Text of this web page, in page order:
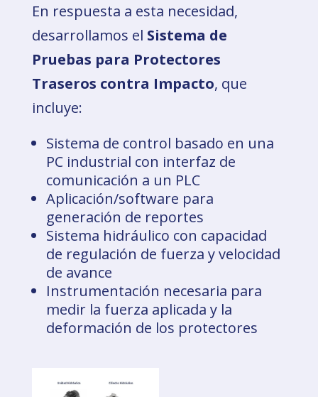
En respuesta a esta necesidad,
desarrollamos el Sistema de
Pruebas para Protectores
Traseros contra Impacto, que
incluye:
Sistema de control basado en una
PC industrial con interfaz de
comunicación a un PLC
Aplicación/software para
generación de reportes
Sistema hidráulico con capacidad
de regulación de fuerza y velocidad
de avance
Instrumentación necesaria para
medir la fuerza aplicada y la
deformación de los protectores